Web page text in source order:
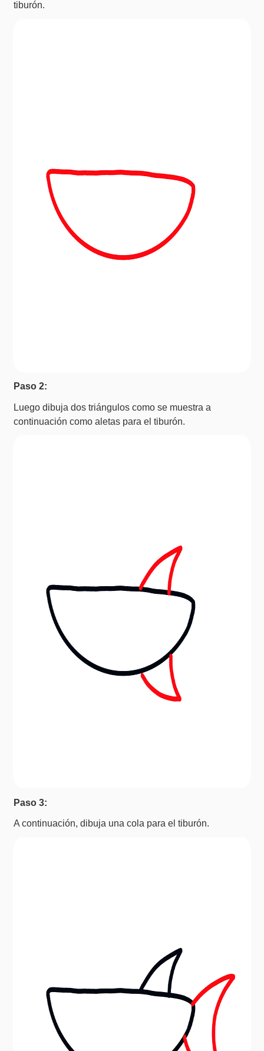
tiburón.
Paso 2:
Luego dibuja dos triángulos como se muestra a
continuación como aletas para el tiburón.
Paso 3:
A continuación, dibuja una cola para el tiburón.